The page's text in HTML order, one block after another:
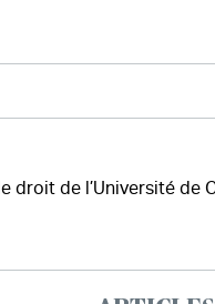
droit de l’Université de